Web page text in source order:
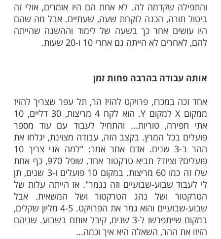
בסרטון:
רבותינו הקדמונים
הקדמונים, שהיו שקדנים גדולים בתורה,
ללימוד. התפילה שלהם. השתפכות הנפש
שקדמה לה. לא אחת הם היו אומרים, אולי זה
הכנה לוקחת שעה, שעתיים. אבל מה שהם
אחר כך בשעה של לימוד וההשגה שהייתה
הייתה גם אחרי 10 ו-20 שעות.